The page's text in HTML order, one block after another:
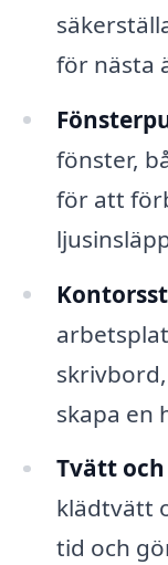
för nästa
fönster,
för att
skapa en
Tvätt
klädtvätt
tid och